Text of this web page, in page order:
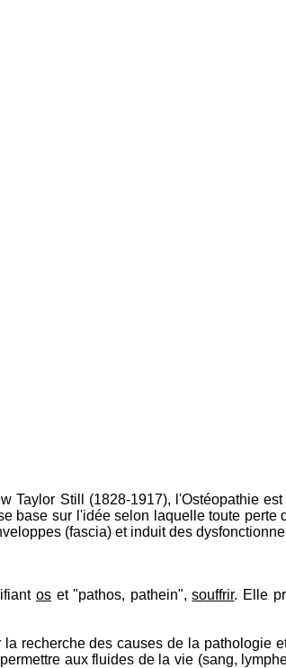
Taylor Still (1828-1917), l'Ostéopathie
base sur l'idée selon laquelle toute
(fascia) et induit des
oset "pathos, pathein",souffrir. Elle
recherche des causes de la
aux fluides de la vie (sang,